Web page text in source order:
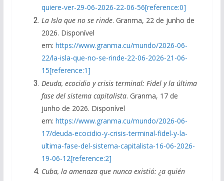
quiere-ver-29-06-2026-22-06-56[reference:0]
La Isla que no se rinde. Granma, 22 de junho de
2026. Disponível
em: https://www.granma.cu/mundo/2026-06-
22/la-isla-que-no-se-rinde-22-06-2026-21-06-
15[reference:1]
Deuda, ecocidio y crisis terminal: Fidel y la última
fase del sistema capitalista. Granma, 17 de
junho de 2026. Disponível
em: https://www.granma.cu/mundo/2026-06-
17/deuda-ecocidio-y-crisis-terminal-fidel-y-la-
ultima-fase-del-sistema-capitalista-16-06-2026-
19-06-12[reference:2]
Cuba, la amenaza que nunca existió: ¿a quién